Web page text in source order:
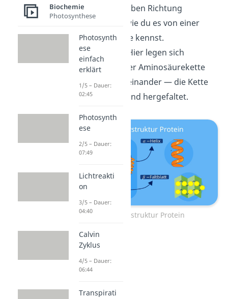
also in derselben Richtung
gewunden, wie du es von einer
Holzschraube kennst.
β-Faltblatt
: Hier legen sich
Abschnitte der Aminosäurekette
längs nebeneinander — die Kette
ist also hin- und hergefaltet.
Sekundärstruktur Protein
Biochemie
Photosynthese
Photosynth
ese
einfach
erklärt
1/5 – Dauer:
02:45
Photosynth
ese
2/5 – Dauer:
07:49
Lichtreakti
on
3/5 – Dauer:
04:40
Calvin
Zyklus
4/5 – Dauer:
06:44
Transpirati